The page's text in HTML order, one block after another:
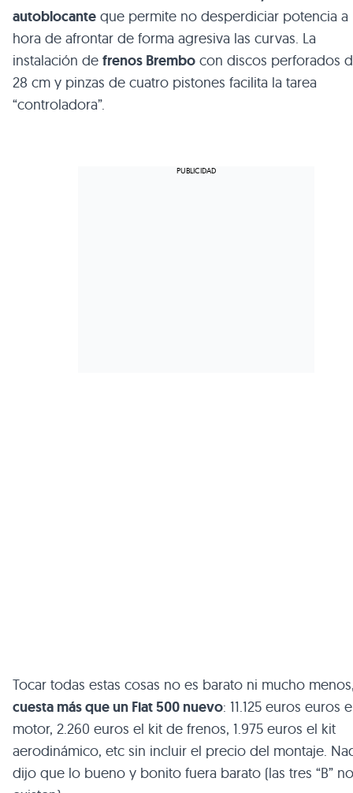
autoblocante que permite no desperdiciar potencia a
hora de afrontar de forma agresiva las curvas. La
instalación de frenos Brembo con discos perforados
28 cm y pinzas de cuatro pistones facilita la tarea
“controladora”.
Tocar todas estas cosas no es barato ni mucho
cuesta más que un Fiat 500 nuevo: 11.125 euros euros
motor, 2.260 euros el kit de frenos, 1.975 euros el kit
aerodinámico, etc sin incluir el precio del montaje.
dijo que lo bueno y bonito fuera barato (las tres “B” no